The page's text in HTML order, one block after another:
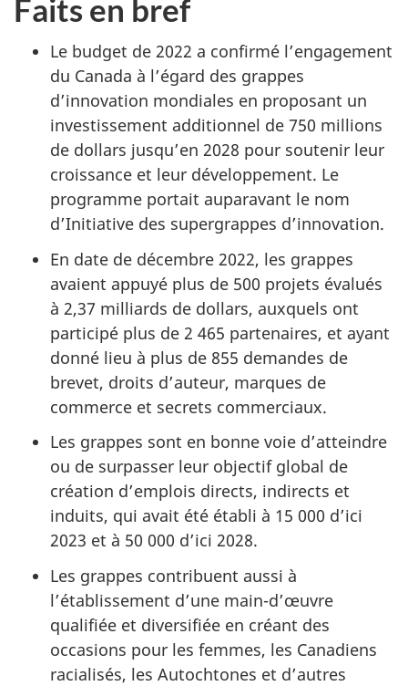
Faits en bref
Le budget de 2022 a confirmé l’engagement
du Canada à l’égard des grappes
d’innovation mondiales en proposant un
investissement additionnel de 750 millions
de dollars jusqu’en 2028 pour soutenir leur
croissance et leur développement. Le
programme portait auparavant le nom
d’Initiative des supergrappes d’innovation.
En date de décembre 2022, les grappes
avaient appuyé plus de 500 projets évalués
à 2,37 milliards de dollars, auxquels ont
participé plus de 2 465 partenaires, et ayant
donné lieu à plus de 855 demandes de
brevet, droits d’auteur, marques de
commerce et secrets commerciaux.
Les grappes sont en bonne voie d’atteindre
ou de surpasser leur objectif global de
création d’emplois directs, indirects et
induits, qui avait été établi à 15 000 d’ici
2023 et à 50 000 d’ici 2028.
Les grappes contribuent aussi à
l’établissement d’une main-d’œuvre
qualifiée et diversifiée en créant des
occasions pour les femmes, les Canadiens
racialisés, les Autochtones et d’autres